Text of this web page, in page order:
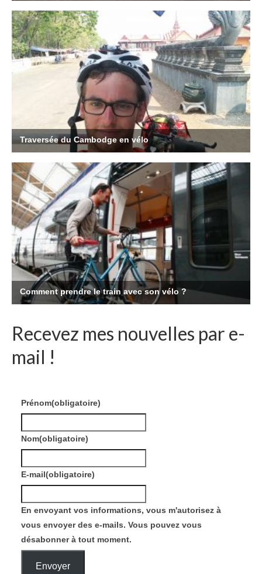
Recevez mes nouvelles par e-
mail !
Prénom(obligatoire)
Nom(obligatoire)
E-mail(obligatoire)
En envoyant vos informations, vous m'autorisez à
vous envoyer des e-mails. Vous pouvez vous
désabonner à tout moment.
Envoyer